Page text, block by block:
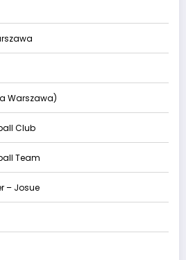
Warszawa)
Club
Team
– Josue